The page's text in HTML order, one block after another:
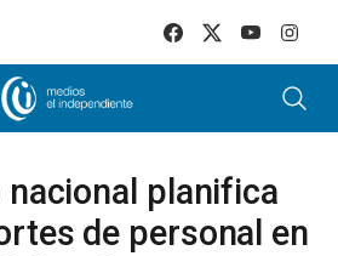
nacional planifica
de personal en